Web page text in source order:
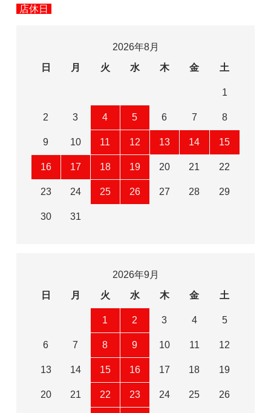
店休日
2026年8月
日
月 火 水 木 金 土
1
2 3 4 5 6 7 8
9 10 11 12 13 14 15
16 17 18 19 20 21 22
23 24 25 26 27 28 29
30 31
2026年9月
日
月 火 水 木 金 土
1 2 3 4 5
6 7 8 9 10 11 12
13 14 15 16 17 18 19
20 21 22 23 24 25 26